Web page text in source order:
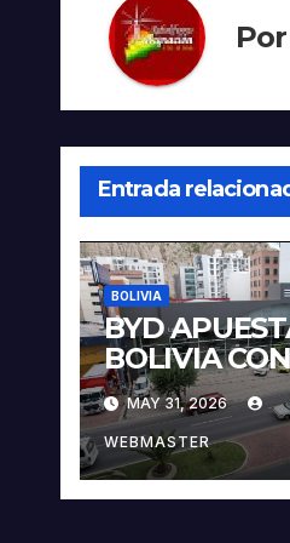
Por
Entrada
BOLIVIA
BYD
BOLIVIA
PROPUESTA
INTEGRAL
IMPULSAR
D Y LA
MAY 31, 2026
WEBMASTER